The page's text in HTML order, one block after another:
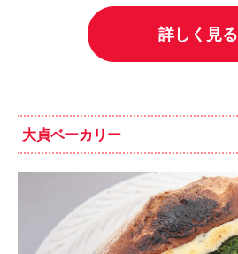
詳しく見る
大貞ベーカリー